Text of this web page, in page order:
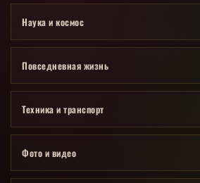
Наука и космос
Повседневная жизнь
Техника и транспорт
Фото и видео